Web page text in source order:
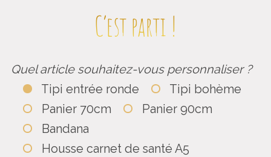
C’est parti !
Quel article souhaitez-vous personnaliser ?
Tipi entrée ronde
Tipi bohème
Panier 70cm
Panier 90cm
Bandana
Housse carnet de santé A5